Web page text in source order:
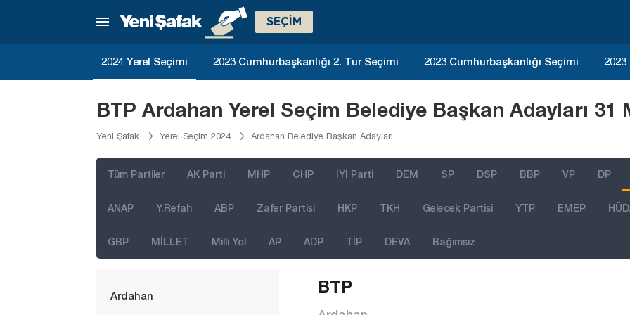
SEÇİM
2024 Yerel Seçimi 2023 Cumhurbaşkanlığı 2. Tur Seçimi 2023 Cumhurbaşkanlığı Seçimi
BTP Ardahan Yerel Seçim Belediye Başkan Adayları 31
Yeni Şafak Yerel Seçim 2024 Ardahan Belediye Başkan Adayları
Tüm Partiler AK Parti MHP CHP İYİ Parti DEM SP DSP BBP VP DP
ANAP Y.Refah ABP Zafer Partisi HKP TKH Gelecek Partisi YTP EMEP
GBP MİLLET Milli Yol AP ADP TİP DEVA Bağımsız
Afyonkarahisar
Amasya
Ardahan
BTP